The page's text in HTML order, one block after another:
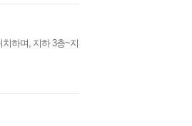
하며, 지하 3층~지